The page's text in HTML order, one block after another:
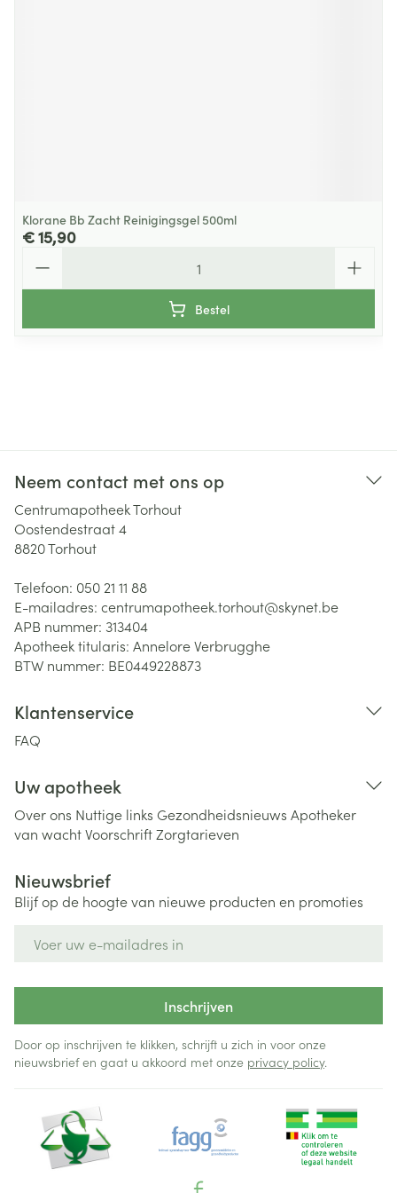
Klorane Bb Zacht Reinigingsgel 500ml
€ 15,90
Bestel
Neem contact met ons op
Centrumapotheek Torhout
Oostendestraat 4
8820Torhout
Telefoon: 050 21 11 88
E-mailadres: centrumapotheek.torhout@skynet.be
APB nummer: 313404
Apotheek titularis: Annelore Verbrugghe
BTW nummer: BE0449228873
Klantenservice
FAQ
Uw apotheek
Over ons Nuttige links Gezondheidsnieuws Apotheker
van wachtVoorschriftZorgtarieven
Nieuwsbrief
Blijf op de hoogte van nieuwe producten en promoties
Inschrijven
Door op inschrijven te klikken, schrijft u zich in voor onze
nieuwsbrief en gaat u akkoord met onze privacy policy.